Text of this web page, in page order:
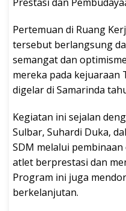
Pertemuan di Ruang
tersebut berlangsung
semangat dan
mereka pada kejuaraan
digelar di Samarinda
Kegiatan ini sejalan
Sulbar, Suhardi Duka,
SDM melalui
atlet berprestasi dan
Program ini juga
berkelanjutan.